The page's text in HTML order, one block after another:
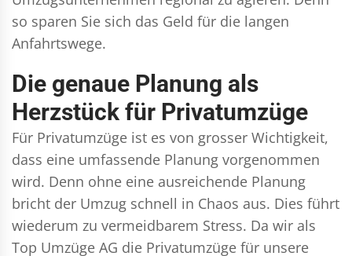
so sparen Sie sich das Geld für die langen
Anfahrtswege.
Die genaue Planung als
Herzstück für Privatumzüge
Für Privatumzüge ist es von grosser Wichtigkeit,
dass eine umfassende Planung vorgenommen
wird. Denn ohne eine ausreichende Planung
bricht der Umzug schnell in Chaos aus. Dies führt
wiederum zu vermeidbarem Stress. Da wir als
Top Umzüge AG die Privatumzüge für unsere